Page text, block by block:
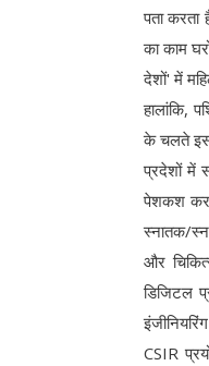
पता
का काम
देशों' में
हालांकि,
के चलते
प्रदेशों में
पेशकश कर
स्नातक/
और
डिजिटल
CSIR